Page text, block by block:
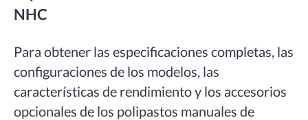
NHC
Para obtener las especificaciones completas, las
configuraciones de los modelos, las
características de rendimiento y los accesorios
opcionales de los polipastos manuales de